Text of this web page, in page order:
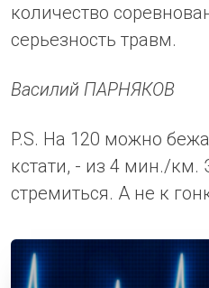
количество
серьезность травм.
Василий ПАРНЯКОВ
P.S. На 120 можно
кстати, - из 4 мин./км.
стремиться. А не к